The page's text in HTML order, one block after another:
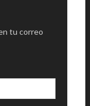
tu correo